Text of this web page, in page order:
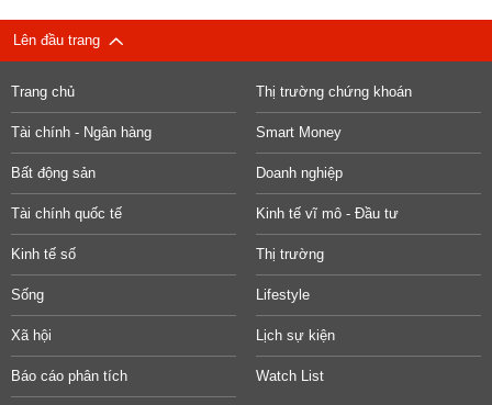
Lên đầu trang
Trang chủ Thị trường chứng khoán
Tài chính - Ngân hàng Smart Money
Bất động sản Doanh nghiệp
Tài chính quốc tế Kinh tế vĩ mô - Đầu tư
Kinh tế số Thị trường
Sống Lifestyle
Xã hội Lịch sự kiện
Báo cáo phân tích Watch List